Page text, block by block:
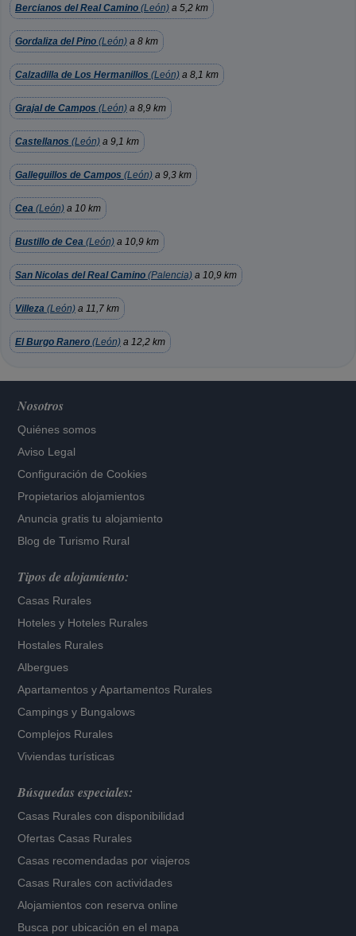
Bercianos del Real Camino (León) a 5,2 km
Gordaliza del Pino (León) a 8 km
Calzadilla de Los Hermanillos (León) a 8,1 km
Grajal de Campos (León) a 8,9 km
Castellanos (León) a 9,1 km
Galleguillos de Campos (León) a 9,3 km
Cea (León) a 10 km
Bustillo de Cea (León) a 10,9 km
San Nicolas del Real Camino (Palencia) a 10,9 km
Villeza (León) a 11,7 km
El Burgo Ranero (León) a 12,2 km
Nosotros
Quiénes somos
Aviso Legal
Configuración de Cookies
Propietarios alojamientos
Anuncia gratis tu alojamiento
Blog de Turismo Rural
Tipos de alojamiento:
Casas Rurales
Hoteles y Hoteles Rurales
Hostales Rurales
Albergues
Apartamentos yApartamentos Rurales
Campings y Bungalows
Complejos Rurales
Viviendas turísticas
Búsquedas especiales:
Casas Rurales con disponibilidad
Ofertas Casas Rurales
Casas recomendadas por viajeros
Casas Rurales con actividades
Alojamientos con reserva online
Busca por ubicación en el mapa